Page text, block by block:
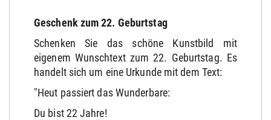
Geschenk zum 22. Geburtstag
Schenken Sie das schöne Kunstbild mit
eigenem Wunschtext zum 22. Geburtstag. Es
handelt sich um eine Urkunde mit dem Text:
"Heut passiert das Wunderbare:
Du bist 22 Jahre!